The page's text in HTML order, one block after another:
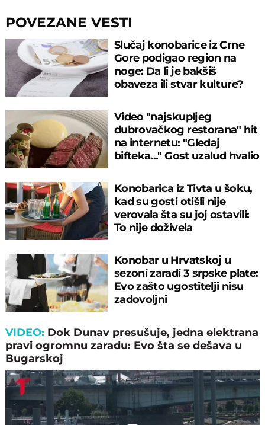
POVEZANE VESTI
Slučaj konobarice iz Crne
Gore podigao region na
noge: Da li je bakšiš
obaveza ili stvar kulture?
Video "najskupljeg
dubrovačkog restorana" hit
na internetu: "Gledaj
bifteka..." Gost uzalud hvalio
Konobarica iz Tivta u šoku,
kad su gosti otišli nije
verovala šta su joj ostavili:
To nije doživela
Konobar u Hrvatskoj u
sezoni zaradi 3 srpske plate:
Evo zašto ugostitelji nisu
zadovoljni
VIDEO: Dok Dunav presušuje, jedna elektrana
pravi ogromnu zaradu: Evo šta se dešava u
Bugarskoj